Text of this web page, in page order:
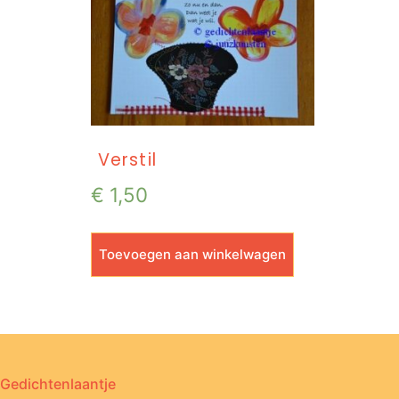
Verstil
€ 1,50
Toevoegen aan winkelwagen
Gedichtenlaantje